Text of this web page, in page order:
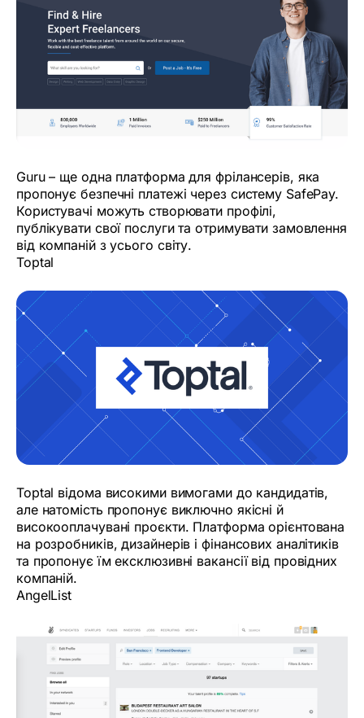
Guru – ще одна платформа для фрілансерів, яка
пропонує безпечні платежі через систему SafePay.
Користувачі можуть створювати профілі,
публікувати свої послуги та отримувати замовлення
від компаній з усього світу.
Toptal
Toptal відома високими вимогами до кандидатів,
але натомість пропонує виключно якісні й
високооплачувані проєкти. Платформа орієнтована
на розробників, дизайнерів і фінансових аналітиків
та пропонує їм ексклюзивні вакансії від провідних
компаній.
AngelList